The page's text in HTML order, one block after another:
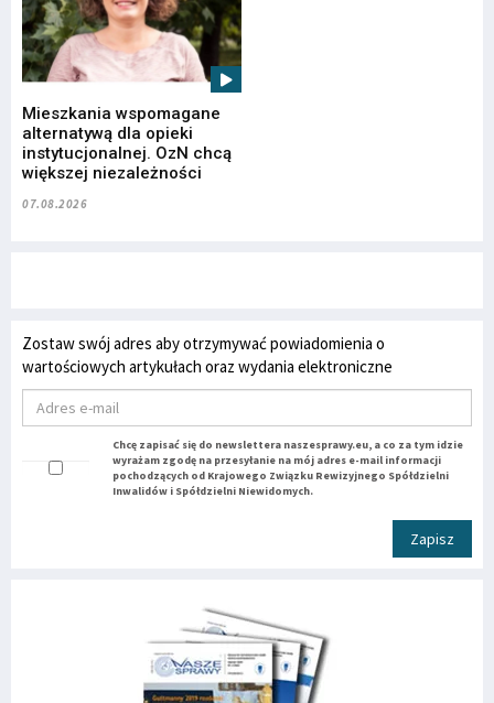
Mieszkania wspomagane
alternatywą dla opieki
instytucjonalnej. OzN chcą
większej niezależności
07.08.2026
Zostaw swój adres aby otrzymywać powiadomienia o
wartościowych artykułach oraz wydania elektroniczne
Chcę zapisać się do newslettera naszesprawy.eu, a co za tym idzie
wyrażam zgodę na przesyłanie na mój adres e-mail informacji
pochodzących od Krajowego Związku Rewizyjnego Spółdzielni
Inwalidów i Spółdzielni Niewidomych.
Zapisz